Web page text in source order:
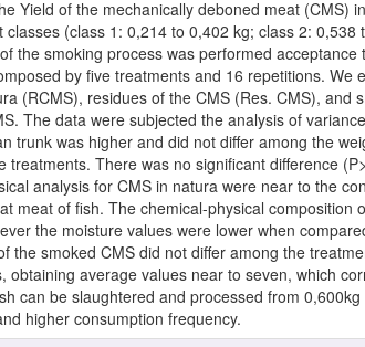
Yield of the mechanically deboned meat (CMS)
(class 1: 0,214 to 0,402 kg; class 2:
the smoking process was performed
by five treatments and 16 repetitions.
(RCMS), residues of the CMS (Res. CMS), and
The data were subjected the analysis of
trunk was higher and did not differ among the
There was no significant difference
analysis for CMS in natura were near to the
meat of fish. The chemical-physical composition
the moisture values were lower when
the smoked CMS did not differ among the
average values near to seven, which
can be slaughtered and processed from
higher consumption frequency.